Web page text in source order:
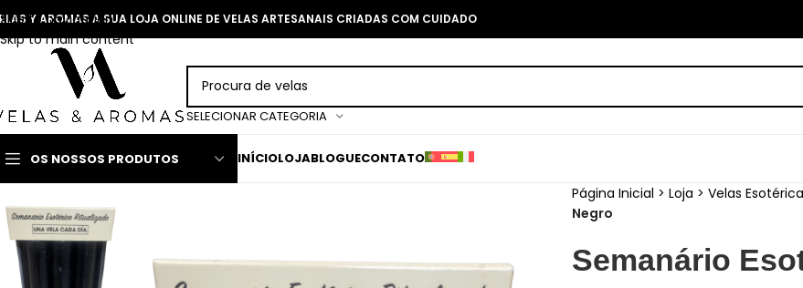
Skip to navigation
Skip to main content
Y AROMAS A SUA LOJA ONLINE DE VELAS ARTESANAIS CRIADAS COM CUIDADO
SELECIONAR CATEGORIA
OS NOSSOS PRODUTOS INÍCIOLOJABLOGUECONTATO
Página Inicial > Loja > Velas
Negro
Semanário